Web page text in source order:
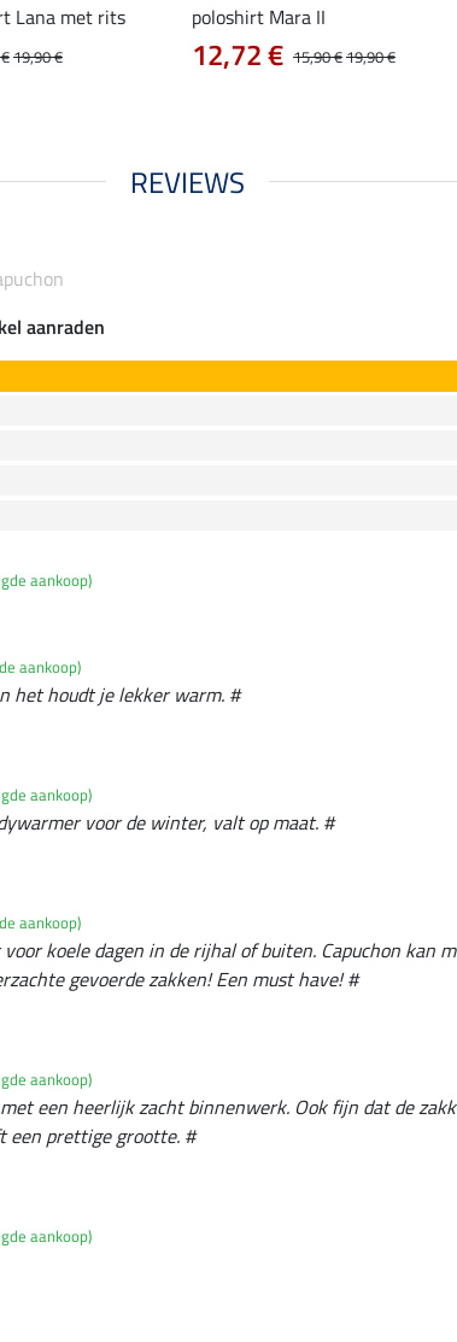
Lana met rits
19,90 €
poloshirt Mara II
15,90 €19,90 €
12,72 €
REVIEWS
aanraden
aankoop)
aankoop)
het houdt je lekker warm. #
aankoop)
voor de winter, valt op maat. #
aankoop)
koele dagen in de rijhal of buiten. Capuchon kan
gevoerde zakken! Een must have! #
aankoop)
een heerlijk zacht binnenwerk. Ook fijn dat de
een prettige grootte. #
aankoop)